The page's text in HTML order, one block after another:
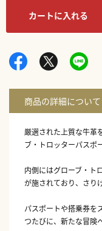
カートに入れる
厳選された上質な牛革
ブ・トロッターパスポ
内側にはグローブ・ト
が施されており、さり
パスポートや搭乗券を
つたびに、新たな冒険